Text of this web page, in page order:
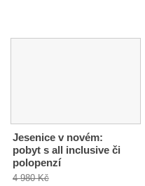
Jesenice v novém:
pobyt s all inclusive či
polopenzí
4 980 Kč